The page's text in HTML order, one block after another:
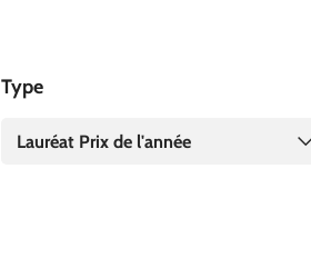
Type
Lauréat Prix de l'année